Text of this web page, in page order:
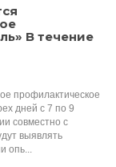
В течение
профилактическое
дней с 7 по 9
совместно с
выявлять
опь...